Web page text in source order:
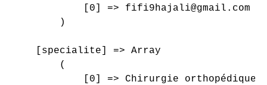
            [0] => fifi9hajali@gmail.com
        )
    [specialite] => Array
        (
[0] => Chirurgie orthopédique